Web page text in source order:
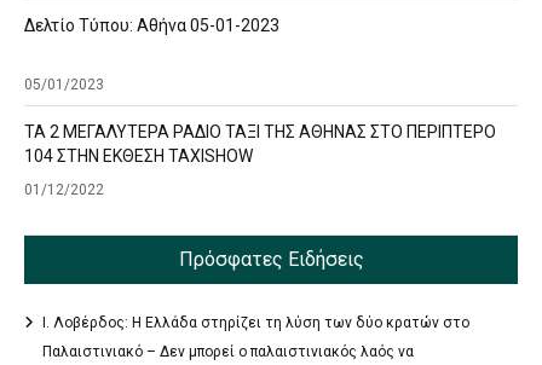
Δελτίο Τύπου: Αθήνα 05-01-2023
05/01/2023
ΤΑ 2 ΜΕΓΑΛΥΤΕΡΑ ΡΑΔΙΟ ΤΑΞΙ ΤΗΣ ΑΘΗΝΑΣ ΣΤΟ ΠΕΡΙΠΤΕΡΟ
104 ΣΤΗΝ ΕΚΘΕΣΗ TAXISHOW
01/12/2022
Πρόσφατες Ειδήσεις
Ι. Λοβέρδος: Η Ελλάδα στηρίζει τη λύση των δύο κρατών στο
Παλαιστινιακό – Δεν μπορεί ο παλαιστινιακός λαός να